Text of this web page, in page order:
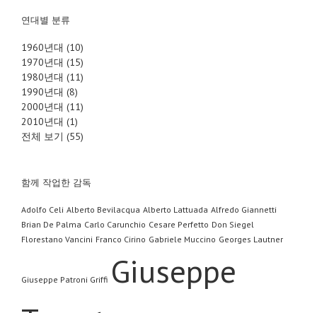
연대별 분류
1960년대 (10)
1970년대 (15)
1980년대 (11)
1990년대 (8)
2000년대 (11)
2010년대 (1)
전체 보기 (55)
함께 작업한 감독
Adolfo Celi Alberto Bevilacqua Alberto Lattuada Alfredo Giannetti
Brian De Palma Carlo Carunchio Cesare Perfetto Don Siegel
Florestano Vancini Franco Cirino Gabriele Muccino Georges Lautner
Giuseppe Patroni Griffi Giuseppe